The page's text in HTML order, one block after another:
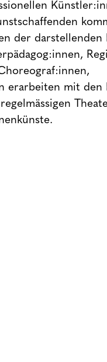
der darstellenden
erarbeiten mit den